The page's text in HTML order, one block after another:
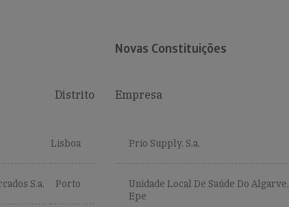
Distrito
Lisboa
S.a. Porto
Novas Constituições
Empresa
Prio Supply, S.a.
Unidade Local De Saúde Do Algarve,
Epe